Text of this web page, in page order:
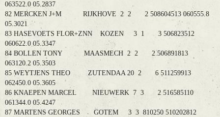
063522.0 05.2837
82 MERCKEN J+M RIJKHOVE 2 2 2 508604513 060555.8
05.3021
83 HASEVOETS FLOR+ZNN KOZEN 3 1 3 506823512
060622.0 05.3347
84 BOLLEN TONY MAASMECH 2 2 2 506891813
063120.2 05.3503
85 WEYTJENS THEO ZUTENDAA 20 2 6 511259913
062450.0 05.3605
86 KNAEPEN MARCEL NIEUWERK 7 3 2 516585110
061344.0 05.4247
87 MARTENS GEORGES GOTEM 3 3 810250 510202812